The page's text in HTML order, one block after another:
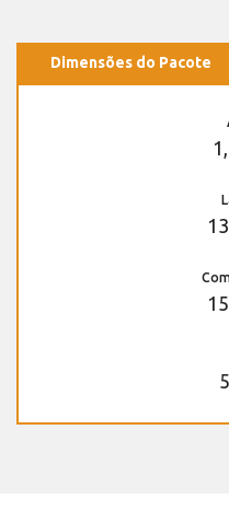
Dimensões do Pacote